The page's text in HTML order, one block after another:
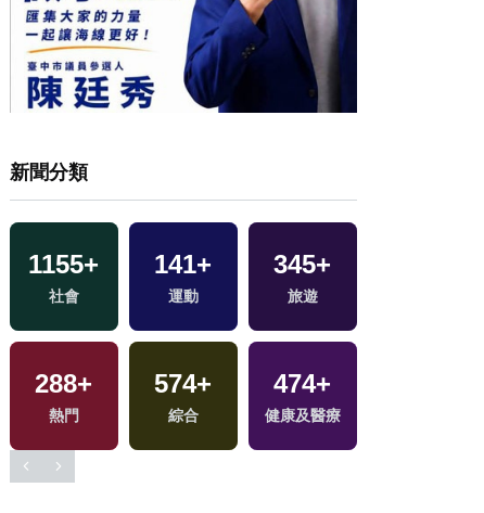
新聞分類
1155+
社會
141+
運動
345+
旅遊
288+
熱門
574+
綜合
474+
健康及醫療